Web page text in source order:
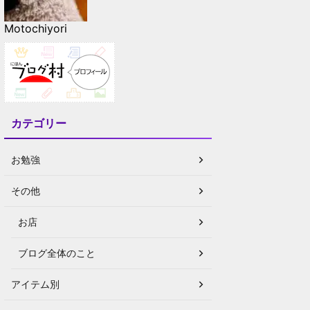
Motochiyori
カテゴリー
お勉強
その他
お店
ブログ全体のこと
アイテム別